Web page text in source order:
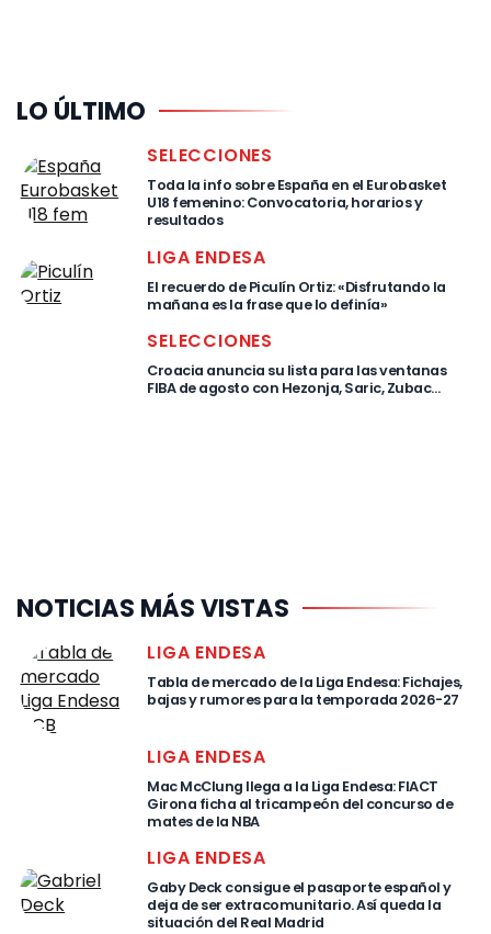
LO ÚLTIMO
SELECCIONES
Toda la info sobre España en el Eurobasket
U18 femenino: Convocatoria, horarios y
resultados
LIGA ENDESA
El recuerdo de Piculín Ortiz: «Disfrutando la
mañana es la frase que lo definía»
SELECCIONES
Croacia anuncia su lista para las ventanas
FIBA de agosto con Hezonja, Saric, Zubac…
NOTICIAS MÁS VISTAS
LIGA ENDESA
Tabla de mercado de la Liga Endesa: Fichajes,
bajas y rumores para la temporada 2026-27
LIGA ENDESA
Mac McClung llega a la Liga Endesa: FIACT
Girona ficha al tricampeón del concurso de
mates de la NBA
LIGA ENDESA
Gaby Deck consigue el pasaporte español y
deja de ser extracomunitario. Así queda la
situación del Real Madrid